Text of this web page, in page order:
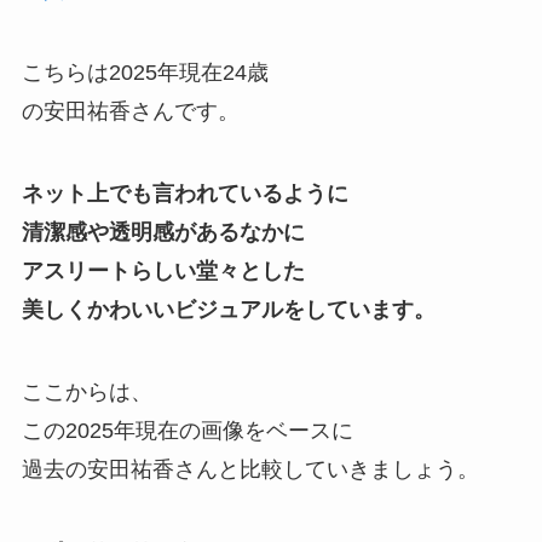
こちらは2025年現在24歳
の安田祐香さんです。
ネット上でも言われているように
清潔感や透明感があるなかに
アスリートらしい堂々とした
美しくかわいいビジュアルをしています。
ここからは、
この2025年現在の画像をベースに
過去の安田祐香さんと比較していきましょう。